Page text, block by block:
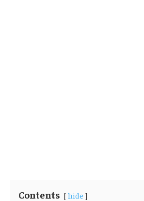
Contents hide